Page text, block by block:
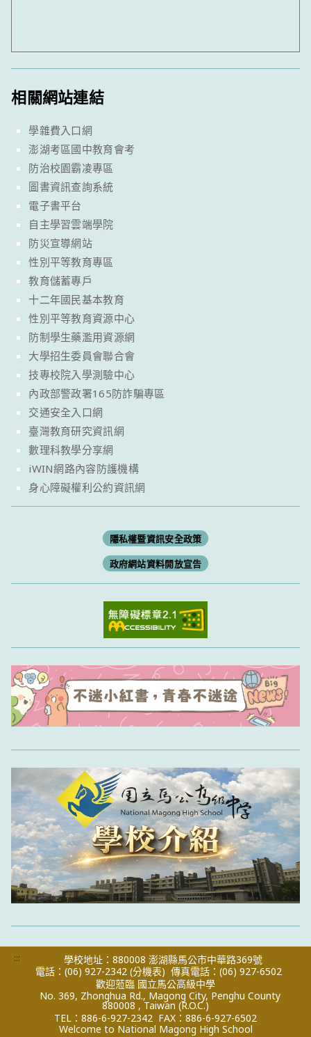
相關網站連結
學雜費入口網
澎湖考區國中教育會考
防治校園霸凌專區
圖書資訊查詢系統
電子書平台
自主學習雲端學院
防災宣導網站
性別平等教育專區
教育儲蓄專戶
十二年國民基本教育
性別平等教育資源中心
防制學生藥濫用資源網
大學招生委員會聯合會
技專校院入學測驗中心
內政部警政署165防詐騙專區
交通安全入口網
臺灣教育研究資訊網
數理科教學分享網
iWIN網路內容防護機構
身心障礙權利公約資訊網
隱私權暨資訊安全政策
政府網站資料開放宣告
:::
學校地址：880008 澎湖縣馬公市中華路369號
電話：(06) 927-2342 (分機表) 傳真電話：(06) 927-6502
歡迎蒞臨 國立馬公高級中學
No. 369, Zhonghua Rd., Magong City, Penghu County
880008 , Taiwan (R.O.C.)
TEL：886-6-927-2342 FAX：886-6-927-6502
Welcome to National Magong High School